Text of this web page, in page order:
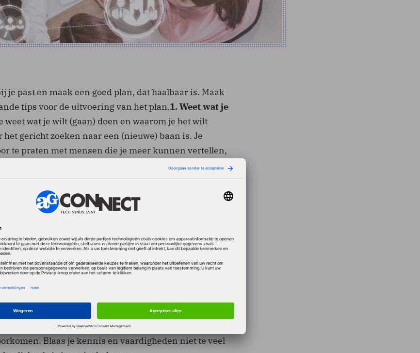
je past en maak een goed plan, dat haalbaar is. Maak
tips voor de uitvoering van het plan.1. Weet wat je
weet wat je wilt (gaan) doen en waarom je het wilt
gericht zoeken naar een (nieuwe) baan is. Je
te praten met mensen die je meer kunnen vertellen,
een nieuwe rol of nieuwe baan. Ga op zoek naar die
mogelijk info van ze los te krijgen. Bedenk dat veel
andere mensen op deze manier verder te helpen. En
wat je wilt: WerkgeverBedenk voor welke
de slag gaat en waarom. (Overheid, collectieve
IT-dienstverleners of IT-gebruikende organisaties).
voor je is als het om werktijden en secundaire
Maak een shortlist van bedrijven en benader ze.
orde zijn. Spijker je kennis en ervaring bij waar dat
jezelf over wat je wel en wat je niet aankunt
Blaas je kennis en vaardigheden niet te veel